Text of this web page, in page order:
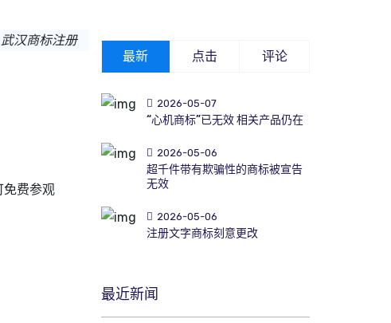
武汉商标注册
免费参观
最新 点击 评论
2026-05-07
“心机商标”已无效 相关产品仍在
2026-05-06
超千件带有欺骗性的商标被宣告
无效
2026-05-06
注册文字商标刻意更改
最近新闻